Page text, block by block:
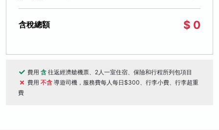
含稅總額 $ 0
費用 含 往返經濟艙機票、2人一室住宿、保險和行程所列包項目
費用 不含 導遊司機，服務費每人每日$300、行李小費、行李超重
費